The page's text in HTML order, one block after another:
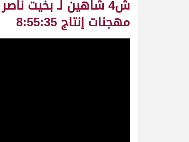
مهجنات إنتاج 8:55:35